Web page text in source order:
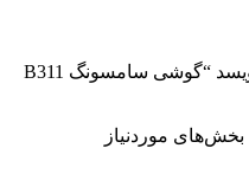
اولین کسی باشید که دیدگاهی می نویسد “گوشی سامسونگ B311
بخش‌های موردنیاز